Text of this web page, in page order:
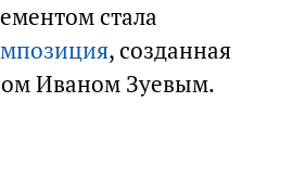
стала
, созданная
Иваном Зуевым.